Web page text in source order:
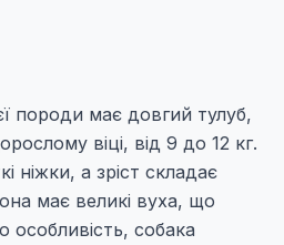
породи має довгий тулуб,
віці, від 9 до 12 кг.
ніжки, а зріст складає
має великі вуха, що
собака